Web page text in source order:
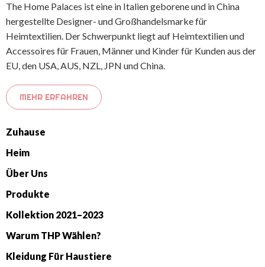
The Home Palaces ist eine in Italien geborene und in China
hergestellte Designer- und Großhandelsmarke für
Heimtextilien. Der Schwerpunkt liegt auf Heimtextilien und
Accessoires für Frauen, Männer und Kinder für Kunden aus der
EU, den USA, AUS, NZL, JPN und China.
MEHR ERFAHREN
Zuhause
Heim
Über Uns
Produkte
Kollektion 2021–2023
Warum THP Wählen?
Kleidung Für Haustiere